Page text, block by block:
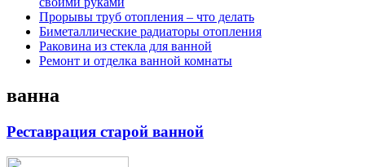
Прорывы труб отопления – что делать
Биметаллические радиаторы отопления
Раковина из стекла для ванной
Ремонт и отделка ванной комнаты
ванна
Реставрация старой ванной